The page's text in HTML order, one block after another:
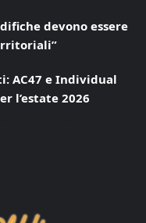
devono essere
AC47 e Individual
l’estate 2026